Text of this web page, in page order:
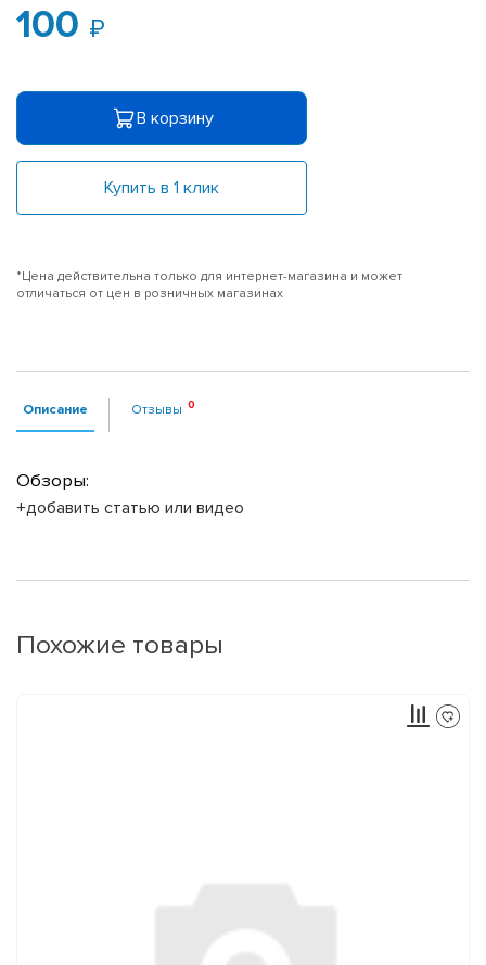
100
В корзину
Купить в 1 клик
*Цена действительна только для интернет-магазина и может
отличаться от цен в розничных магазинах
Описание Отзывы
Обзоры:
+добавить статью или видео
Похожие товары